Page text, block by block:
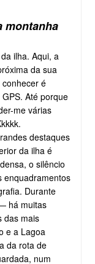
montanha
ilha. Aqui, a
da sua
é
Até porque
me várias
destaques
da ilha é
o silêncio
enquadramentos
Durante
há muitas
das mais
e a Lagoa
da rota de
num